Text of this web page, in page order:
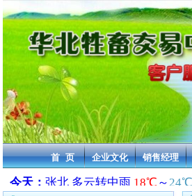
首 页 企业文化 销售经理